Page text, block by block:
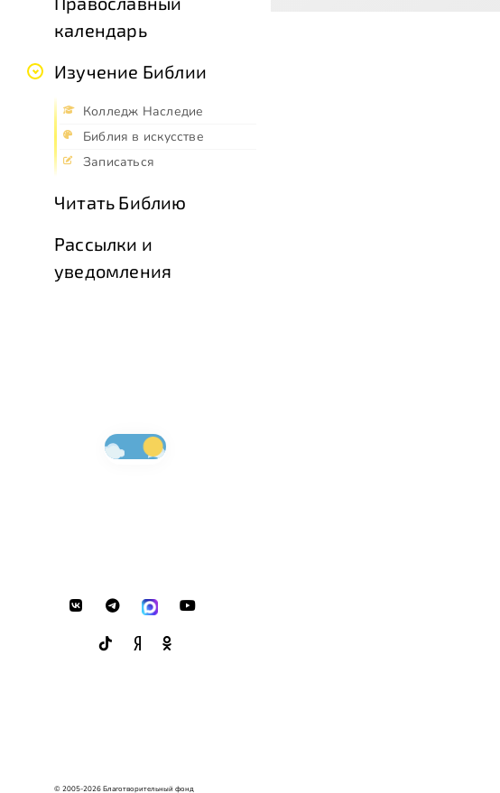
календарь
Изучение Библии
Колледж Наследие
Библия в искусстве
Записаться
Читать Библию
Рассылки и
уведомления
© 2005-2026 Благотворительный фонд